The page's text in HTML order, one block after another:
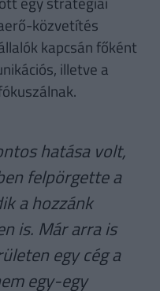
közvetítés
kapcsán főként
illetve a
hatása volt,
felpörgette a
a hozzánk
is. Már arra is
egy cég a
egy-egy